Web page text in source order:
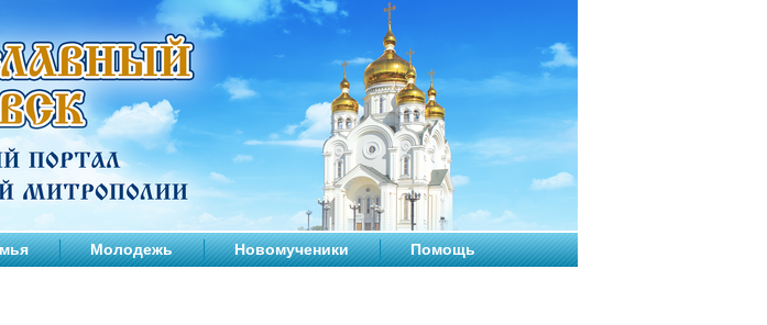
Молодежь Новомученики Помощь